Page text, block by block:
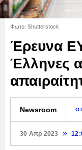
Φωτο: Shutterstock
Έρευνα
Έλληνες
Newsroom
30 Απρ 2023